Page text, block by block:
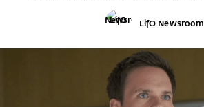
LifO Newsroom